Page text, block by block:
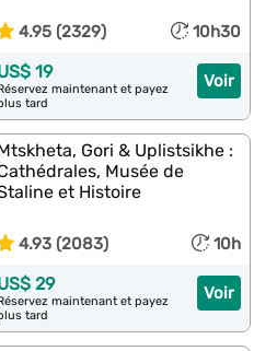
4.95 (2329) 10h30
Voir
19
maintenant et payez
tard
Gori & Uplistsikhe :
Musée de
et Histoire
4.93 (2083) 10h
Voir
29
maintenant et payez
tard